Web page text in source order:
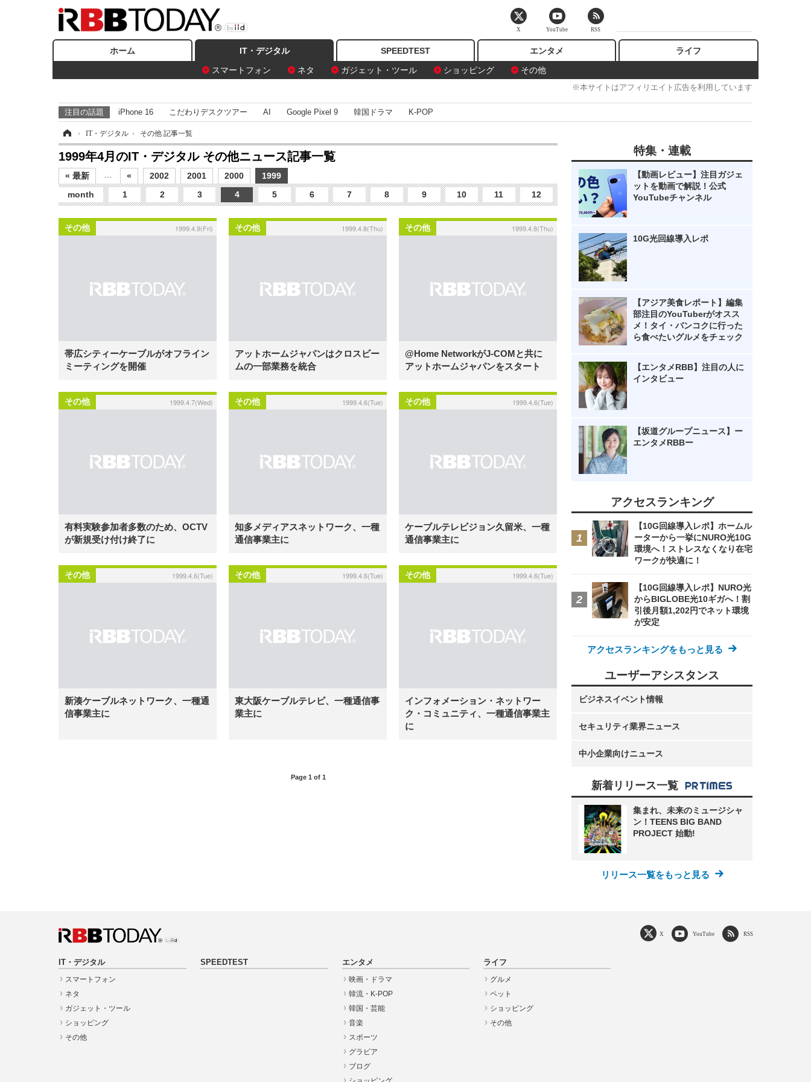
ホーム
IT・デジタル
スマートフォン
ネタ ガジェット・ツール ショッピング その他
SPEEDTEST エンタメ ライフ
※本サイトはアフィリエイト広告を利用しています
注目の話題 iPhone 16 こだわりデスクツアー AI Google Pixel 9 韓国ドラマ K-POP
› IT・デジタル › その他 記事一覧
1999年4月のIT・デジタル その他ニュース記事一覧
« 最新 « 2002 2001 2000
1999
month
1 2 3 4 5 6 7 8 9 10 11 12
その他 1999.4.9(Fri)
帯広シティーケーブルがオフライン
ミーティングを開催
その他 1999.4.8(Thu)
アットホームジャパンはクロスビー
ムの一部業務を統合
その他 1999.4.8(Thu)
@Home NetworkがJ-COMと共に
アットホームジャパンをスタート
その他 1999.4.7(Wed)
有料実験参加者多数のため、OCTV
が新規受け付け終了に
その他 1999.4.6(Tue)
知多メディアスネットワーク、一種
通信事業主に
その他 1999.4.6(Tue)
ケーブルテレビジョン久留米、一種
通信事業主に
その他 1999.4.6(Tue)
新湊ケーブルネットワーク、一種通
信事業主に
その他 1999.4.6(Tue)
東大阪ケーブルテレビ、一種通信事
業主に
その他 1999.4.6(Tue)
インフォメーション・ネットワー
ク・コミュニティ、一種通信事業主
に
Page 1 of 1
特集・連載
【動画レビュー】注目ガジェ
ットを動画で解説！公式
YouTubeチャンネル
10G光回線導入レポ
【アジア美食レポート】編集
部注目のYouTuberがオスス
メ！タイ・バンコクに行った
ら食べたいグルメをチェック
【エンタメRBB】注目の人に
インタビュー
【坂道グループニュース】ー
エンタメRBBー
アクセスランキング
【10G回線導入レポ】ホームル
ーターから一挙にNURO光10G
環境へ！ストレスなくなり在宅
ワークが快適に！
【10G回線導入レポ】NURO光
からBIGLOBE光10ギガへ！割
引後月額1,202円でネット環境
が安定
アクセスランキングをもっと見る
ユーザーアシスタンス
ビジネスイベント情報
セキュリティ業界ニュース
中小企業向けニュース
新着リリース一覧
集まれ、未来のミュージシャ
ン！TEENS BIG BAND
PROJECT 始動!
リリース一覧をもっと見る
IT・デジタル
スマートフォン
ネタ
ガジェット・ツール
ショッピング
その他
SPEEDTEST
エンタメ
映画・ドラマ
韓流・K-POP
韓国・芸能
音楽
スポーツ
グラビア
ブログ
ライフ
グルメ
ペット
ショッピング
その他
X YouTube RSS
X YouTube RSS